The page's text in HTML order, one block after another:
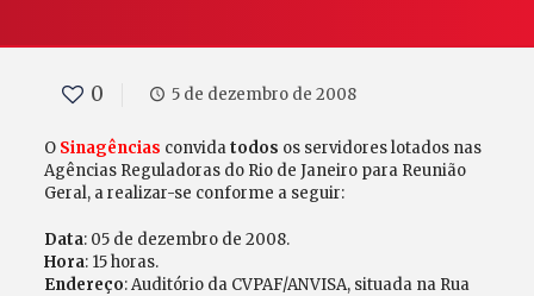
0 5 de dezembro de 2008
O Sinagências convidatodos os servidores lotados nas
Agências Reguladoras do Rio de Janeiro para Reunião
Geral, a realizar-se conforme a seguir:
Data: 05 de dezembro de 2008.
Hora: 15 horas.
Endereço: Auditório da CVPAF/ANVISA, situada na Rua